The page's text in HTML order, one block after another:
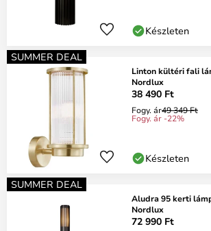
Készleten
SUMMER DEAL
Linton kültéri fali
Nordlux
38 490 Ft
Fogy. ár49 349 Ft
Fogy. ár -22%
Készleten
SUMMER DEAL
Aludra 95 kerti
Nordlux
72 990 Ft